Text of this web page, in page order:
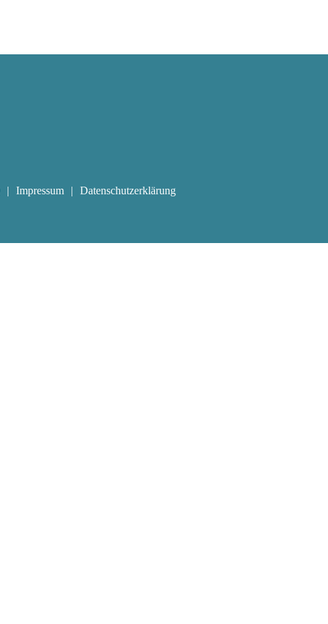
Impressum Datenschutzerklärung